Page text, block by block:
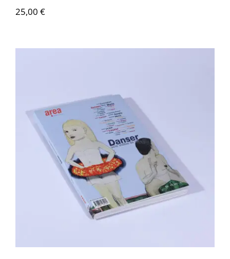
25,00 €
Area revue n° 28 – Danser, Acte visible
de vie